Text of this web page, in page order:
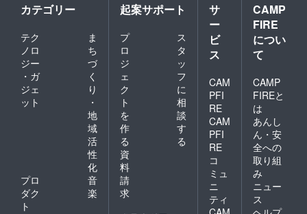
カテゴリー
テク
ノロ
ジー
・ガ
ジェ
ット
ま
ち
づ
く
り
・
地
域
活
性
化
プロ
ダク
ト
音
楽
起案サポート
プ
ロ
ジ
ェ
ク
ト
を
作
る
ス
タ
ッ
フ
に
相
談
す
る
資
料
請
求
サ
ー
ビ
ス
CAM
PFI
RE
CAM
PFI
RE
コ
ミュ
ニ
ティ
CAMP
FIRE
につい
て
CAMP
FIREと
は
あんし
ん・安
全への
取り組
み
ニュー
ス